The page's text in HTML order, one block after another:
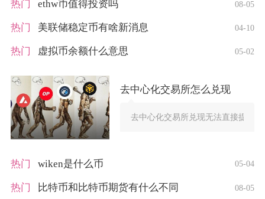
热门 ethw币值得投资吗 08-05
热门 美联储稳定币有啥新消息 04-10
热门 虚拟币余额什么意思 05-02
去中心化交易所怎么兑现
去中心化交易所兑现无法直接提取
热门 wiken是什么币 05-04
热门 比特币和比特币期货有什么不同 08-05